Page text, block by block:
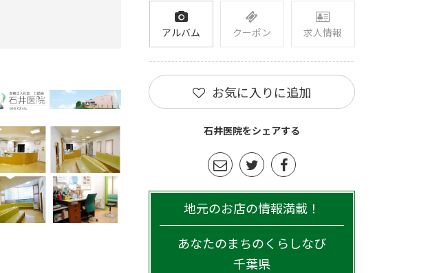
アルバム クーポン 求人情報
お気に入りに追加
石井医院をシェアする
地元のお店の情報満載！
あなたのまちのくらしなび
千葉県